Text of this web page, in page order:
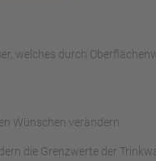
welches durch
Wünschen verändern.
die Grenzwerte der